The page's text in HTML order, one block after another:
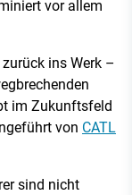
vor allem
ins Werk –
im Zukunftsfeld
von CATL
sind nicht